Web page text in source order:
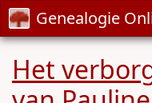
Genealogie
Het